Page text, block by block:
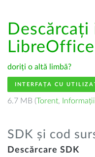
doriți o altă limbă?
INTERFAȚA CU
6.7 MB (Torent, Informații
SDK și cod
Descărcare SDK